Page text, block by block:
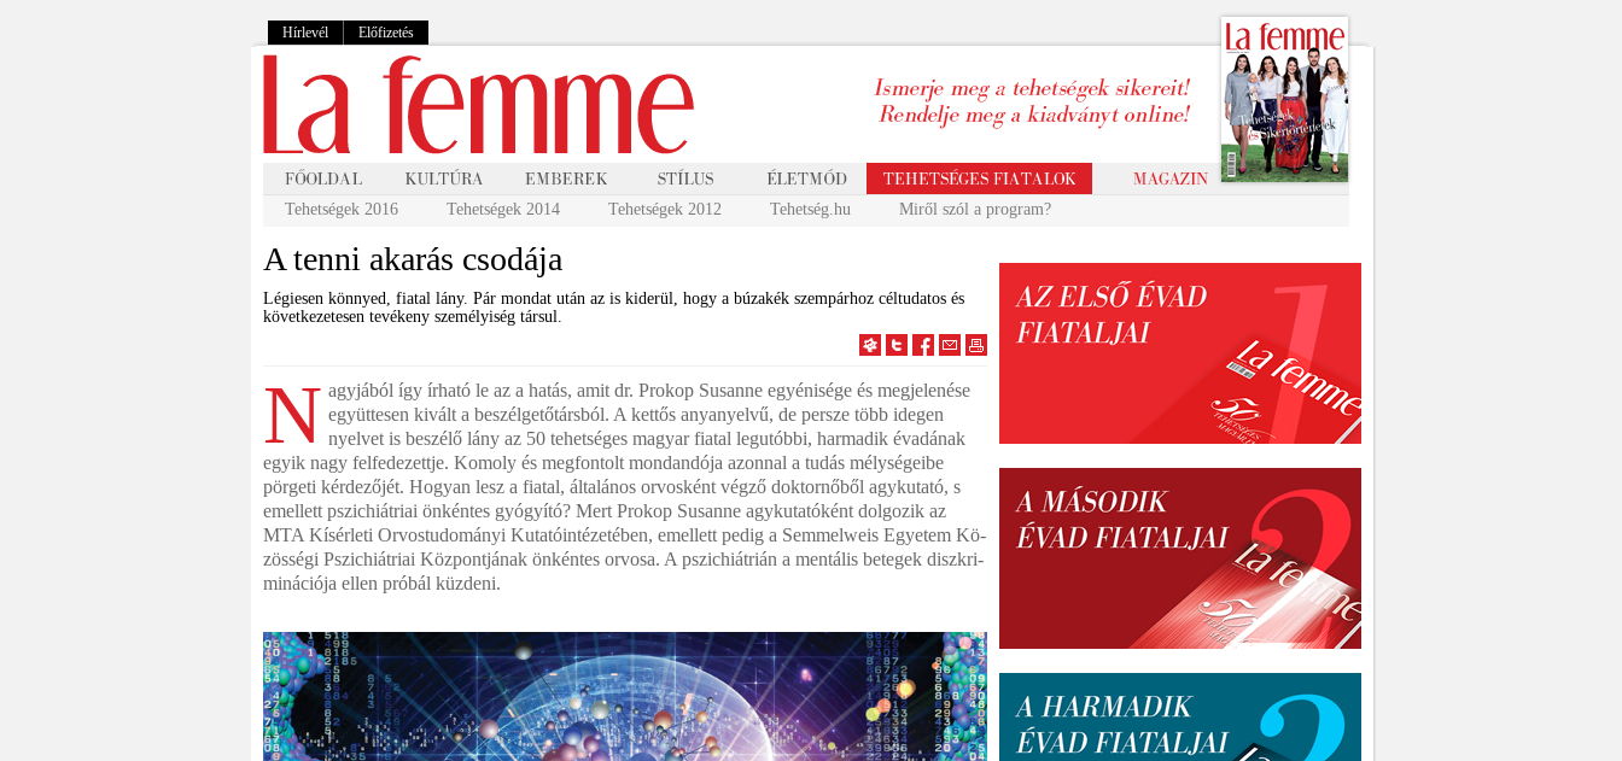
Hírlevél Előfizetés
Tehetségek 2016 Tehetségek 2014 Tehetségek 2012 Tehetség.hu Miről szól a program?
A tenni akarás csodája
Légiesen könnyed, fiatal lány. Pár mondat után az is kiderül, hogy a búzakék szempárhoz céltudatos és
következetesen tevékeny személyiség társul.
N agyjából így írható le az a hatás, amit dr. Prokop Susanne egyénisége és megjelenése
együttesen kivált a beszélgetőtársból. A kettős anyanyelvű, de persze több idegen
nyelvet is beszélő lány az 50 tehetséges magyar fiatal legutóbbi, harmadik év­adá­nak
egyik nagy felfedezettje. Komoly és megfon­tolt mondandója azonnal a tudás mély­sé­geibe
pörgeti kérdezőjét. Hogyan lesz a fiatal, álta­lá­nos orvosként végző doktornőből agy­ku­ta­tó, s
emellett pszichiátriai önkéntes gyógyító? Mert Pro­kop Susanne agykutatóként dolgozik az
MTA Kísérleti Orvostudományi Kutatóintéze­té­ben, emellett pedig a Semmelweis Egyetem Kö­
zös­ségi Pszichiátriai Központjának önkéntes or­vo­sa. A pszichiátrián a mentális betegek diszkri­
miná­ciója ellen próbál küzdeni.